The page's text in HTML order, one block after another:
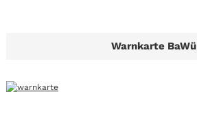
Warnkarte BaWü